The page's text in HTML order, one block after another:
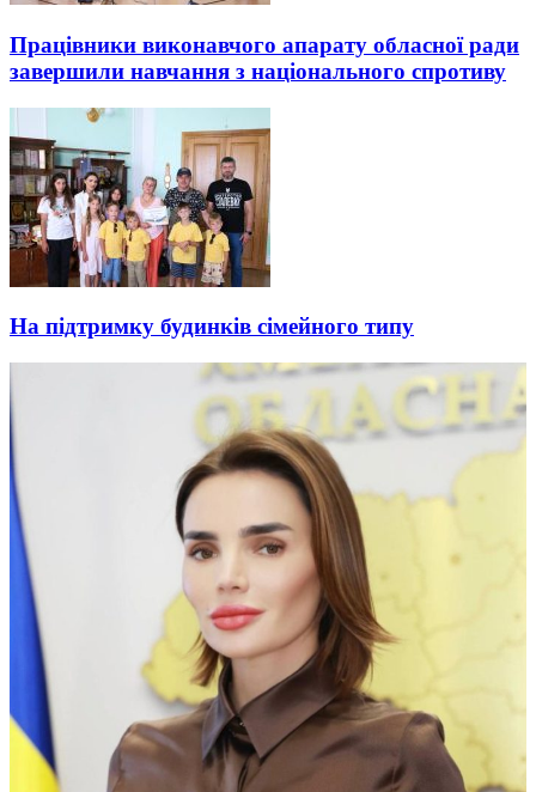
Працівники виконавчого апарату обласної ради
завершили навчання з національного спротиву
На підтримку будинків сімейного типу